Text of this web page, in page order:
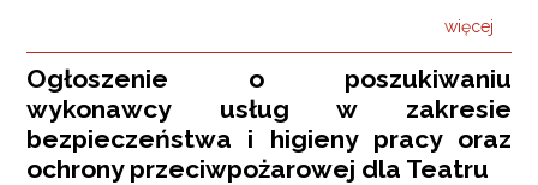
więcej
Ogłoszenie o poszukiwaniu
wykonawcy usług w zakresie
bezpieczeństwa i higieny pracy oraz
ochrony przeciwpożarowej dla Teatru